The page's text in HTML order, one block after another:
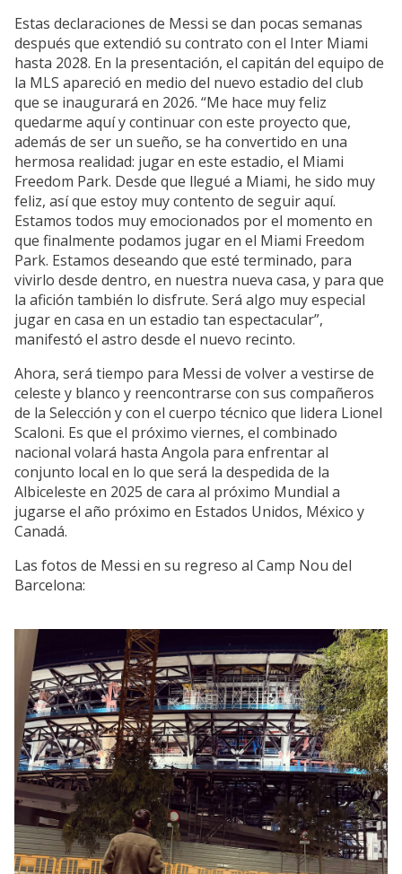
Estas declaraciones de Messi se dan pocas semanas
después que extendió su contrato con el Inter Miami
hasta 2028. En la presentación, el capitán del equipo de
la MLS apareció en medio del nuevo estadio del club
que se inaugurará en 2026. “Me hace muy feliz
quedarme aquí y continuar con este proyecto que,
además de ser un sueño, se ha convertido en una
hermosa realidad: jugar en este estadio, el Miami
Freedom Park. Desde que llegué a Miami, he sido muy
feliz, así que estoy muy contento de seguir aquí.
Estamos todos muy emocionados por el momento en
que finalmente podamos jugar en el Miami Freedom
Park. Estamos deseando que esté terminado, para
vivirlo desde dentro, en nuestra nueva casa, y para que
la afición también lo disfrute. Será algo muy especial
jugar en casa en un estadio tan espectacular”,
manifestó el astro desde el nuevo recinto.
Ahora, será tiempo para Messi de volver a vestirse de
celeste y blanco y reencontrarse con sus compañeros
de la Selección y con el cuerpo técnico que lidera Lionel
Scaloni. Es que el próximo viernes, el combinado
nacional volará hasta Angola para enfrentar al
conjunto local en lo que será la despedida de la
Albiceleste en 2025 de cara al próximo Mundial a
jugarse el año próximo en Estados Unidos, México y
Canadá.
Las fotos de Messi en su regreso al Camp Nou del
Barcelona: